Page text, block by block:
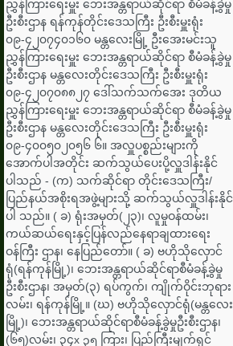
ညွှန်ကြားရေးမှူး ‌ဘေးအန္တရာယ်ဆိုင်ရာ စီမံခန့်ခွဲမှု
ဦးစီးဌာန ရန်ကုန်တိုင်းဒေသကြီး ဦးစီးမှူးရုံး
၀၉-၄၂၀၇၄၀၁၆၀ မန္တလေးမြို့ ဦးအေးမင်းသူ
ညွှန်ကြားရေးမှူး ‌ဘေးအန္တရာယ်ဆိုင်ရာ စီမံခန့်ခွဲမှု
ဦးစီးဌာန မန္တလေးတိုင်းဒေသကြီး ဦးစီးမှူးရုံး
၀၉-၄၂၀၇၀၈၈၂၇ ဒေါ်သက်သက်အေး ဒုတိယ
ညွှန်ကြားရေးမှူး ‌ဘေးအန္တရာယ်ဆိုင်ရာ စီမံခန့်ခွဲမှု
ဦးစီးဌာန မန္တလေးတိုင်းဒေသကြီး ဦးစီးမှူးရုံး
၀၉-၄၀၀၅၀၂၀၅၆ ၆။ အလှူပစ္စည်းများကို
အောက်ပါအတိုင်း ဆက်သွယ်ပေးပို့လှူဒါန်းနိုင်
ပါသည် - (က) သက်ဆိုင်ရာ တိုင်းဒေသကြီး/
ပြည်နယ်အစိုးရအဖွဲ့များသို့ ဆက်သွယ်လှူဒါန်းနိုင်
ပါ သည်။ ( ခ) ရုံးအမှတ်(၂၃)၊ လူမှုဝန်ထမ်း၊
ကယ်ဆယ်ရေးနှင့်ပြန်လည်နေရာချထားရေး
ဝန်ကြီး ဌာန၊ နေပြည်တော်။ ( ခ) ဗဟိုသိုလှောင်
ရုံ(ရန်ကုန်မြို့)၊ ဘေးအန္တရာယ်ဆိုင်ရာစီမံခန့်ခွဲမှု
ဦးစီးဌာန၊ အမှတ်(၃) ရပ်ကွက်၊ ကျိုက်ဝိုင်းဘုရား
လမ်း၊ ရန်ကုန်မြို့။ (ဃ) ဗဟိုသိုလှောင်ရုံ(မန္တလေး
မြို့)၊ ဘေးအန္တရာယ်ဆိုင်ရာစီမံခန့်ခွဲမှုဦးစီးဌာန၊
(၆၅)လမ်း၊ ၃၄x ၃၅ ကြား၊ ပြည်ကြီးမျက်ရှင်